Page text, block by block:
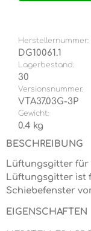
Herstellernummer:
DG10061.1
Lagerbestand:
30
Versionsnummer.
VTA37.03G-3P
Gewicht:
0.4 kg
BESCHREIBUNG
Lüftungsgitter für
Lüftungsgitter ist
Schiebefenster
EIGENSCHAFTEN